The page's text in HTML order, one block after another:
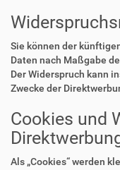
Sie können der
Daten nach Maßgabe
Der Widerspruch kann
Zwecke der
Cookies und
Als „Cookies“ werden